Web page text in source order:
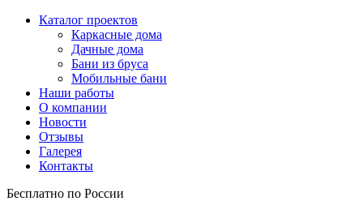
Каталог проектов
Каркасные дома
Дачные дома
Бани из бруса
Мобильные бани
Наши работы
О компании
Новости
Отзывы
Галерея
Контакты
Бесплатно по России